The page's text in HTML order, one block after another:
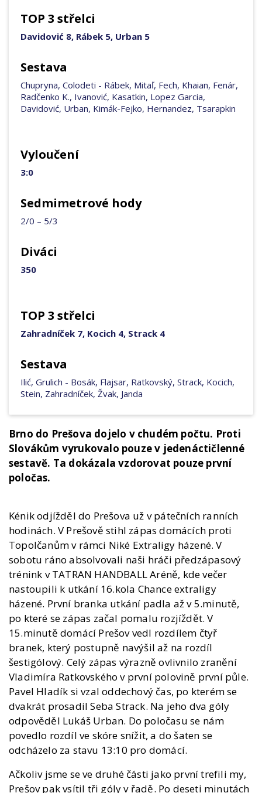
TOP 3 střelci
Davidović 8, Rábek 5, Urban 5
Sestava
Chupryna, Colodeti - Rábek, Mitaľ, Fech, Khaian, Fenár,
Radčenko K., Ivanović, Kasatkin, Lopez Garcia,
Davidović, Urban, Kimák-Fejko, Hernandez, Tsarapkin
Vyloučení
3:0
Sedmimetrové hody
2/0 – 5/3
Diváci
350
TOP 3 střelci
Zahradníček 7, Kocich 4, Strack 4
Sestava
Ilić, Grulich - Bosák, Flajsar, Ratkovský, Strack, Kocich,
Stein, Zahradníček, Žvak, Janda
Brno do Prešova dojelo v chudém počtu. Proti
Slovákům vyrukovalo pouze v jedenáctičlenné
sestavě. Ta dokázala vzdorovat pouze první
poločas.
Kénik odjížděl do Prešova už v pátečních ranních
hodinách. V Prešově stihl zápas domácích proti
Topolčanům v rámci Niké Extraligy házené. V
sobotu ráno absolvovali naši hráči předzápasový
trénink v TATRAN HANDBALL Aréně, kde večer
nastoupili k utkání 16.kola Chance extraligy
házené. První branka utkání padla až v 5.minutě,
po které se zápas začal pomalu rozjíždět. V
15.minutě domácí Prešov vedl rozdílem čtyř
branek, který postupně navýšil až na rozdíl
šestigólový. Celý zápas výrazně ovlivnilo zranění
Vladimíra Ratkovského v první polovině první půle.
Pavel Hladík si vzal oddechový čas, po kterém se
dvakrát prosadil Seba Strack. Na jeho dva góly
odpověděl Lukáš Urban. Do poločasu se nám
povedlo rozdíl ve skóre snížit, a do šaten se
odcházelo za stavu 13:10 pro domácí.
Ačkoliv jsme se ve druhé části jako první trefili my,
Prešov pak vsítil tři góly v řadě. Po deseti minutách